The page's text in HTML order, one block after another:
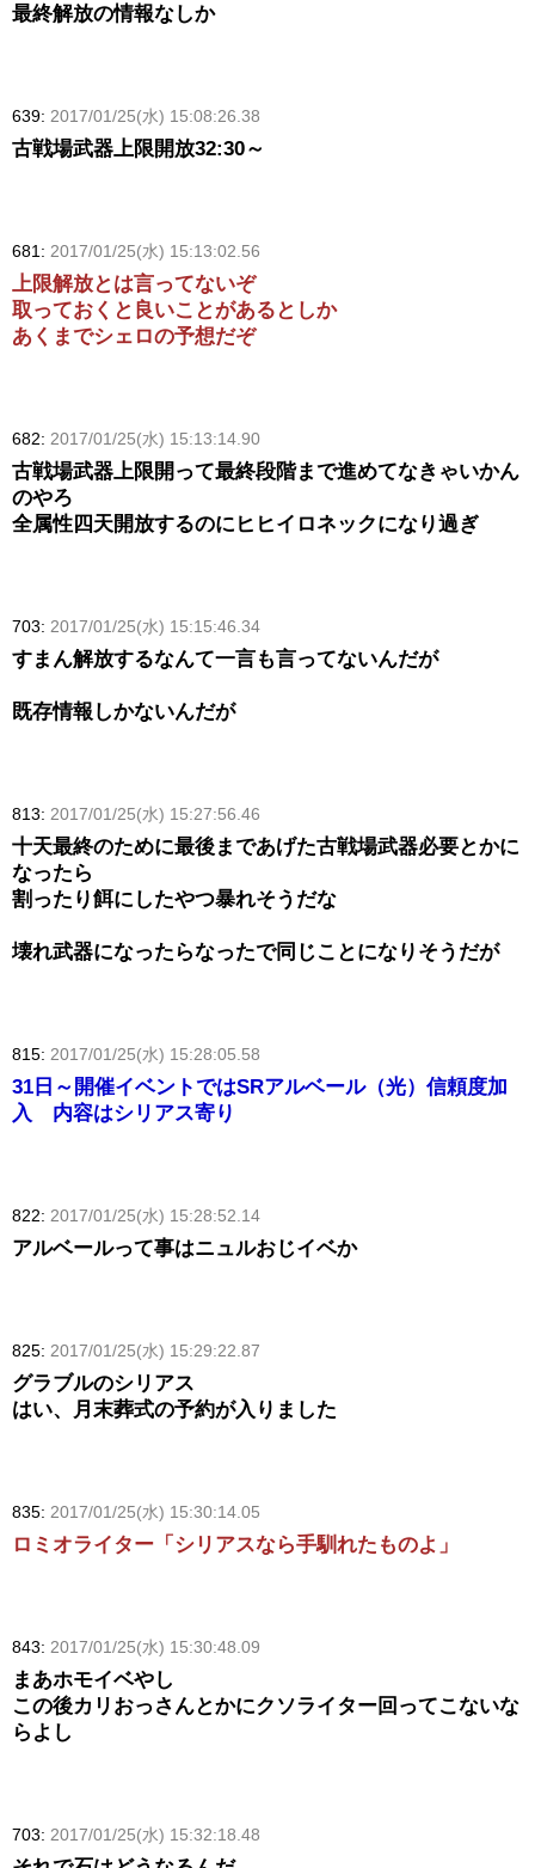
最終解放の情報なしか
639: 2017/01/25(水) 15:08:26.38
古戦場武器上限開放32:30～
681: 2017/01/25(水) 15:13:02.56
上限解放とは言ってないぞ
取っておくと良いことがあるとしか
あくまでシェロの予想だぞ
682: 2017/01/25(水) 15:13:14.90
古戦場武器上限開って最終段階まで進めてなきゃいかん
のやろ
全属性四天開放するのにヒヒイロネックになり過ぎ
703: 2017/01/25(水) 15:15:46.34
すまん解放するなんて一言も言ってないんだが
既存情報しかないんだが
813: 2017/01/25(水) 15:27:56.46
十天最終のために最後まであげた古戦場武器必要とかに
なったら
割ったり餌にしたやつ暴れそうだな
壊れ武器になったらなったで同じことになりそうだが
815: 2017/01/25(水) 15:28:05.58
31日～開催イベントではSRアルベール（光）信頼度加
入 内容はシリアス寄り
822: 2017/01/25(水) 15:28:52.14
アルベールって事はニュルおじイベか
825: 2017/01/25(水) 15:29:22.87
グラブルのシリアス
はい、月末葬式の予約が入りました
835: 2017/01/25(水) 15:30:14.05
ロミオライター「シリアスなら手馴れたものよ」
843: 2017/01/25(水) 15:30:48.09
まあホモイベやし
この後カリおっさんとかにクソライター回ってこないな
らよし
703: 2017/01/25(水) 15:32:18.48